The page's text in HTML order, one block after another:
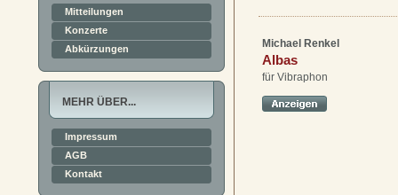
Mitteilungen
Konzerte
Abkürzungen
MEHR ÜBER...
Impressum
AGB
Kontakt
Michael Renkel
Albas
für Vibraphon